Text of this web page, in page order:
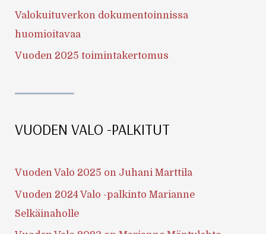
Valokuituverkon dokumentoinnissa
huomioitavaa
Vuoden 2025 toimintakertomus
VUODEN VALO -PALKITUT
Vuoden Valo 2025 on Juhani Marttila
Vuoden 2024 Valo -palkinto Marianne
Selkäinaholle